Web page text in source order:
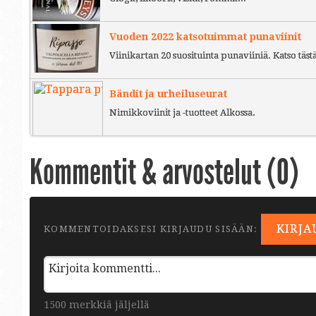
Vuoden 2022 katsotuimmat punaviinit
Viinikartan 20 suosituinta punaviiniä. Katso
Bändit ja urheiluseurat
Nimikkoviinit ja -tuotteet Alkossa.
Kommentit & arvostelut (0)
KOMMENTOIDAKSESI KIRJAUDU SISÄÄN:
1500 merkkiä jäljellä